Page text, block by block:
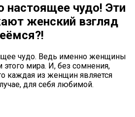
настоящее чудо! Эти
женский взгляд
чудо. Ведь именно женщины
мира. И, без сомнения,
каждая из женщин является
для себя любимой.